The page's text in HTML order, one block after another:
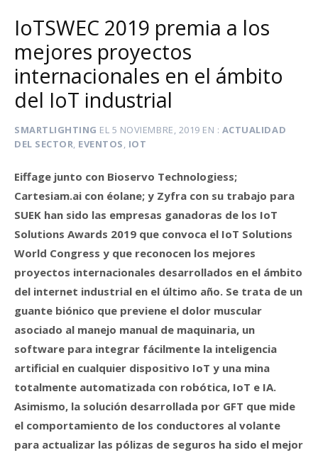
IoTSWEC 2019 premia a los
mejores proyectos
internacionales en el ámbito
del IoT industrial
SMARTLIGHTING EL 5 NOVIEMBRE, 2019 EN
ACTUALIDAD
DEL SECTOR, EVENTOS, IOT
Eiffage junto con Bioservo Technologiess;
Cartesiam.ai con éolane; y Zyfra con su trabajo para
SUEK han sido las empresas ganadoras de los IoT
Solutions Awards 2019 que convoca el IoT Solutions
World Congress y que reconocen los mejores
proyectos internacionales desarrollados en el ámbito
del internet industrial en el último año. Se trata de un
guante biónico que previene el dolor muscular
asociado al manejo manual de maquinaria, un
software para integrar fácilmente la inteligencia
artificial en cualquier dispositivo IoT y una mina
totalmente automatizada con robótica, IoT e IA.
Asimismo, la solución desarrollada por GFT que mide
el comportamiento de los conductores al volante
para actualizar las pólizas de seguros ha sido el mejor